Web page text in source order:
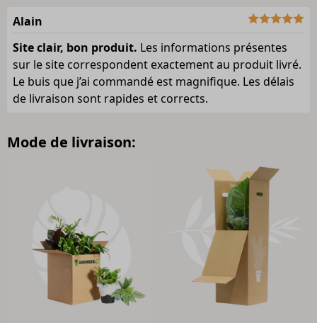
Alain
Site clair, bon produit. Les informations présentes
sur le site correspondent exactement au produit livré.
Le buis que j’ai commandé est magnifique. Les délais
de livraison sont rapides et corrects.
Mode de livraison: